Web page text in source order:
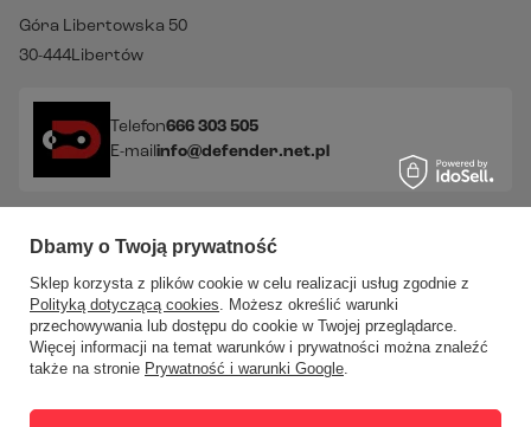
Góra Libertowska 50
30-444Libertów
Telefon666 303 505
E-mailinfo@defender.net.pl
Sprawdź nasze social media!
W sklepie prezentujemy ceny brutto (z VAT).
Dbamy o Twoją prywatność
Sklep korzysta z plików cookie w celu realizacji usług zgodnie z
Polityką dotyczącą cookies. Możesz określić warunki
przechowywania lub dostępu do cookie w Twojej przeglądarce.
Więcej informacji na temat warunków i prywatności można znaleźć
także na stronie Prywatność i warunki Google.